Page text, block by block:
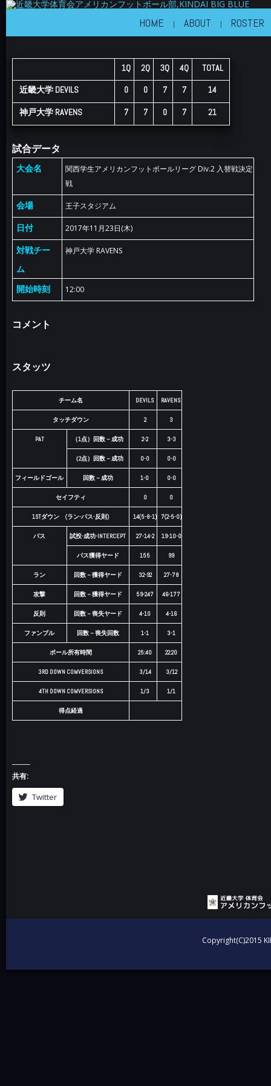
KINDAI BIG BLUE
近畿大学体育会アメリカンフットボール部
HOME ABOUT ROSTER
1Q 2Q 3Q 4Q
TOTAL
近畿大学 DEVILS
0 0 7 7 14
神戸大学 RAVENS 7 7 0 7 21
試合データ
大会名
関西学生アメリカンフットボールリーグ Div.2 入替戦決定
戦
会場 王子スタジアム
日付 2017年11月23日(木)
対戦チー
ム
神戸大学 RAVENS
開始時刻 12:00
コメント
スタッツ
チーム名 DEVILS RAVENS
タッチダウン 2 3
PAT （1点）回数－成功 2-2 3-3
（2点）回数－成功 0-0 0-0
フィールドゴール 回数－成功 1-0 0-0
セイフティ 0 0
1STダウン (ラン-パス-反則) 14(5-8-1) 7(2-5-0)
パス 試投-成功-INTERCEPT 27-14-2 19-10-0
パス獲得ヤード 155 99
ラン 回数－獲得ヤード 32-92 27-78
攻撃 回数－獲得ヤード 59-247 46-177
反則 回数－喪失ヤード 4-10 4-16
ファンブル 回数－喪失回数 1-1 3-1
ボール所有時間 25:40 22:20
3RD DOWN COMVERSIONS 3/14 3/12
4TH DOWN COMVERSIONS 1/3 1/1
得点経過
共有:
Twitter
Copyright(C)2015